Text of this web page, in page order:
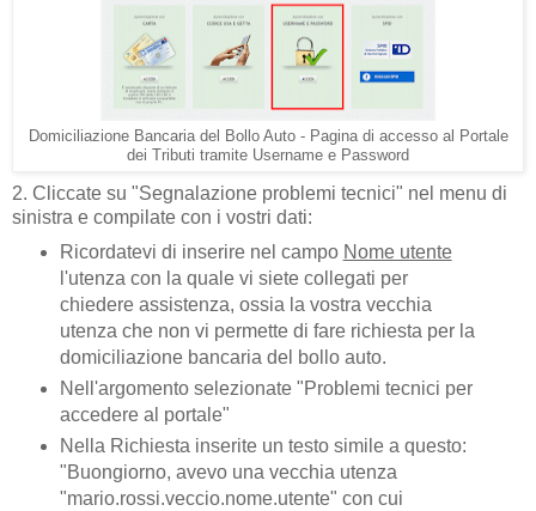
Domiciliazione Bancaria del Bollo Auto - Pagina di accesso al Portale
dei Tributi tramite Username e Password
2. Cliccate su "Segnalazione problemi tecnici" nel menu di
sinistra e compilate con i vostri dati:
Ricordatevi di inserire nel campo Nome utente
l'utenza con la quale vi siete collegati per
chiedere assistenza, ossia la vostra vecchia
utenza che non vi permette di fare richiesta per la
domiciliazione bancaria del bollo auto.
Nell'argomento selezionate "Problemi tecnici per
accedere al portale"
Nella Richiesta inserite un testo simile a questo:
"Buongiorno, avevo una vecchia utenza
"mario.rossi.veccio.nome.utente" con cui